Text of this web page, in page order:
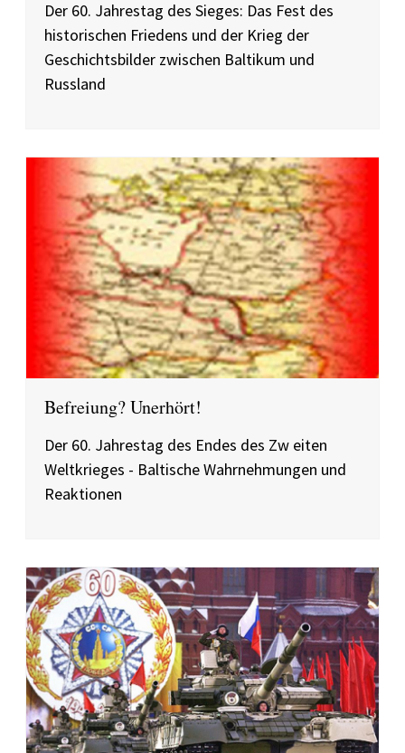
Der 60. Jahrestag des Sieges: Das Fest des
historischen Friedens und der Krieg der
Geschichtsbilder zwischen Baltikum und
Russland
Befreiung? Unerhört!
Der 60. Jahrestag des Endes des Zw eiten
Weltkrieges - Baltische Wahrnehmungen und
Reaktionen